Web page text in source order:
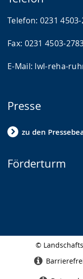
Telefon: 0231
Fax: 0231 4503-
E-Mail: lwl-reha-
Presse
zu den
Förderturm
©